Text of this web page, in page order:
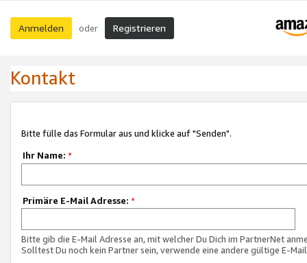
Anmelden oder Registrieren
Kontakt
Bitte fülle das Formular aus und klicke auf "Senden".
Ihr Name: *
Primäre E-Mail Adresse: *
Bitte gib die E-Mail Adresse an, mit welcher Du Dich im PartnerNet
Solltest Du noch kein Partner sein, verwende eine andere gültige E-